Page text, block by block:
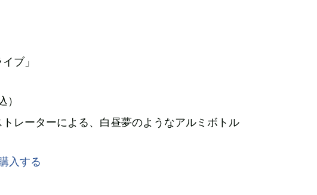
ブ」
トレーターによる、白昼夢のようなアルミボトル